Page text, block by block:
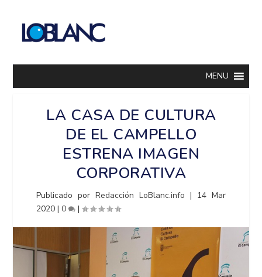
MENU
LA CASA DE CULTURA
DE EL CAMPELLO
ESTRENA IMAGEN
CORPORATIVA
Publicado porRedacción LoBlanc.info | 14 Mar
2020 |0 |